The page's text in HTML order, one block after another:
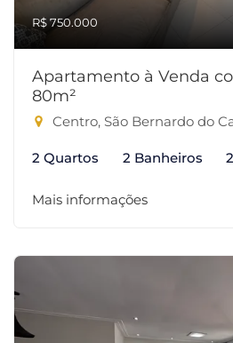
R$ 750.000
Apartamento à Venda
80m²
Centro, São Bernardo do
2 Quartos 2 Banheiros
Mais informações